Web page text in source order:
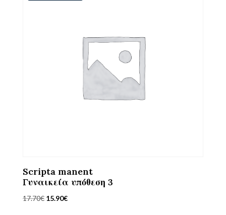
Scripta manent
Γυναικεία υπόθεση 3
17.70€ Original
15.90€Η